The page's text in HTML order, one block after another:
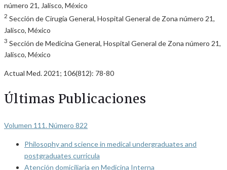
número 21, Jalisco, México
2 Sección de Cirugía General, Hospital General de Zona número 21,
Jalisco, México
3 Sección de Medicina General, Hospital General de Zona número 21,
Jalisco, México
Actual Med. 2021; 106(812): 78-80
Últimas Publicaciones
Volumen 111. Número 822
Philosophy and science in medical undergraduates and
postgraduates curricula
Atención domiciliaria en Medicina Interna